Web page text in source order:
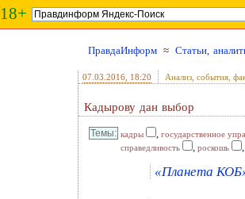
18+
ПравдаИнформ ≈ Статьи,
07.03.2016 , 18:20 Анализ, события,
Кадырову дан выбор
кадры , государственное
справедливость , роскошь ,
«Планета